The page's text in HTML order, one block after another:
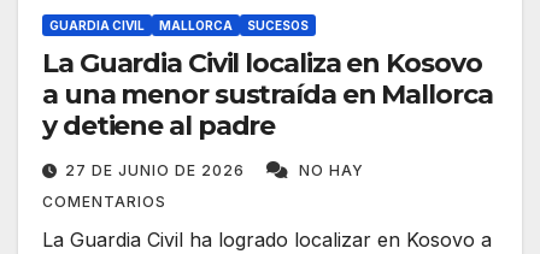
GUARDIA CIVIL MALLORCA SUCESOS
La Guardia Civil localiza en Kosovo
a una menor sustraída en Mallorca
y detiene al padre
27 DE JUNIO DE 2026
NO HAY
COMENTARIOS
La Guardia Civil ha logrado localizar en Kosovo a